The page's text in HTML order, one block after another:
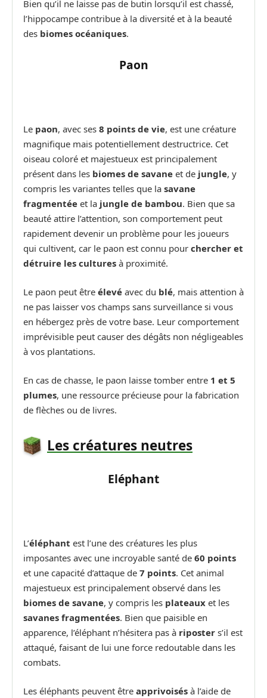
Bien qu’il ne laisse pas de butin lorsqu’il est chassé,
l’hippocampe contribue à la diversité et à la beauté
des biomes océaniques.
Paon
Le paon, avec ses 8 points de vie, est une créature
magnifique mais potentiellement destructrice. Cet
oiseau coloré et majestueux est principalement
présent dans les biomes de savane et de jungle, y
compris les variantes telles que la savane
fragmentée et la jungle de bambou. Bien que sa
beauté attire l’attention, son comportement peut
rapidement devenir un problème pour les joueurs
qui cultivent, car le paon est connu pour chercher et
détruire les cultures à proximité.
Le paon peut être élevé avec du blé, mais attention à
ne pas laisser vos champs sans surveillance si vous
en hébergez près de votre base. Leur comportement
imprévisible peut causer des dégâts non négligeables
à vos plantations.
En cas de chasse, le paon laisse tomber entre 1 et 5
plumes, une ressource précieuse pour la fabrication
de flèches ou de livres.
Les créatures neutres
Eléphant
L’éléphant est l’une des créatures les plus
imposantes avec une incroyable santé de 60 points
et une capacité d’attaque de 7 points. Cet animal
majestueux est principalement observé dans les
biomes de savane, y compris les plateaux et les
savanes fragmentées. Bien que paisible en
apparence, l’éléphant n’hésitera pas à riposter s’il est
attaqué, faisant de lui une force redoutable dans les
combats.
Les éléphants peuvent être apprivoisés à l’aide de